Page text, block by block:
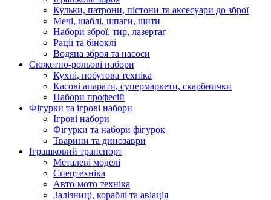
Кульки, патрони, пістони та аксесуари до зброї
Мечі, шаблі, шпаги, щити
Набори зброї, тир, лазертаг
Рації та біноклі
Водяна зброя та насоси
Сюжетно-рольові набори
Кухні, побутова техніка
Касові апарати, супермаркети, скарбнички
Набори професій
Фігурки та ігрові набори
Ігрові набори
Фігурки та набори фігурок
Тварини та динозаври
Іграшковий транспорт
Металеві моделі
Спецтехніка
Авто-мото техніка
Залізниці, кораблі та авіація